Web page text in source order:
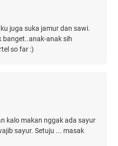
juga suka jamur dan sawi.
banget..anak-anak sih
so far :)
kalo makan nggak ada sayur
sayur. Setuju ... masak